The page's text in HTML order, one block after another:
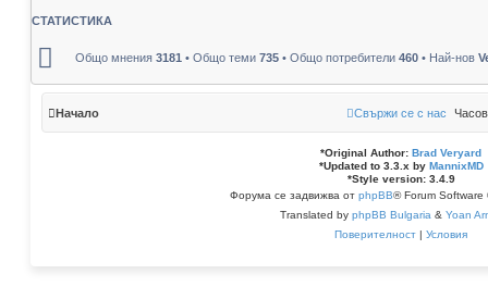
СТАТИСТИКА
Общо мнения 3181 • Общо теми 735 • Общо потребители 460 • Най-нов
Начало Свържи се с нас
*Original Author: Brad Veryard
*Updated to 3.3.x by MannixMD
*Style version: 3.4.9
Форума се задвижва от phpBB® Forum Software
Translated by phpBB Bulgaria & Yoan
Поверителност | Условия